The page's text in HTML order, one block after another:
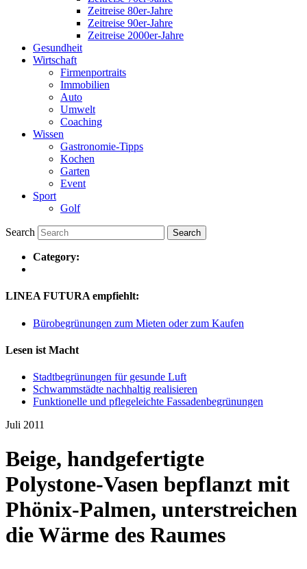
Zeitreise 80er-Jahre
Zeitreise 90er-Jahre
Zeitreise 2000er-Jahre
Gesundheit
Wirtschaft
Firmenportraits
Immobilien
Auto
Umwelt
Coaching
Wissen
Gastronomie-Tipps
Kochen
Garten
Event
Sport
Golf
Search
Category:
LINEA FUTURA empfiehlt:
Bürobegrünungen zum Mieten oder zum Kaufen
Lesen ist Macht
Stadtbegrünungen für gesunde Luft
Schwammstädte nachhaltig realisieren
Funktionelle und pflegeleichte Fassadenbegrünungen
Juli 2011
Beige, handgefertigte
Polystone-Vasen bepflanzt mit
Phönix-Palmen, unterstreichen
die Wärme des Raumes